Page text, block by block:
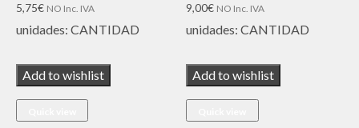
5,75€ NO Inc. IVA
unidades: CANTIDAD
Add to wishlist
9,00€ NO Inc. IVA
unidades:CANTIDAD
Add to wishlist